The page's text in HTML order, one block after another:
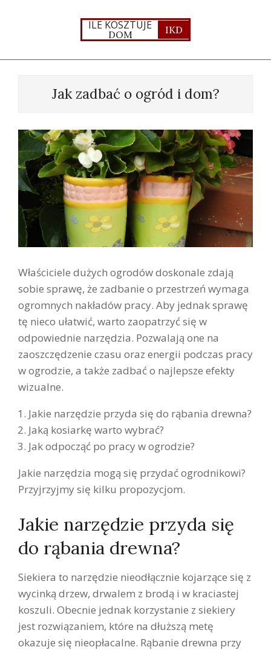
ILE KOSZTUJE
DOM IKD
Jak zadbać o ogród i dom?
Właściciele dużych ogrodów doskonale zdają
sobie sprawę, że zadbanie o przestrzeń wymaga
ogromnych nakładów pracy. Aby jednak sprawę
tę nieco ułatwić, warto zaopatrzyć się w
odpowiednie narzędzia. Pozwalają one na
zaoszczędzenie czasu oraz energii podczas pracy
w ogrodzie, a także zadbać o najlepsze efekty
wizualne.
Jakie narzędzie przyda się do rąbania drewna?
Jaką kosiarkę warto wybrać?
Jak odpocząć po pracy w ogrodzie?
Jakie narzędzia mogą się przydać ogrodnikowi?
Przyjrzyjmy się kilku propozycjom.
Jakie narzędzie przyda się
do rąbania drewna?
Siekiera to narzędzie nieodłącznie kojarzące się z
wycinką drzew, drwalem z brodą i w kraciastej
koszuli. Obecnie jednak korzystanie z siekiery
jest rozwiązaniem, które na dłuższą metę
okazuje się nieopłacalne. Rąbanie drewna przy